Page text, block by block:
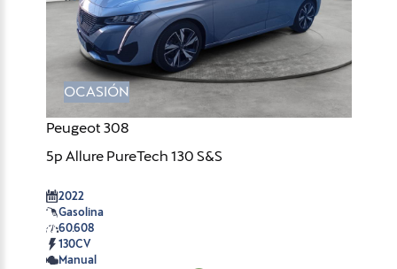
OCASIÓN
Peugeot 308
5p Allure PureTech 130 S&S
2022
Gasolina
60.608
130CV
Manual